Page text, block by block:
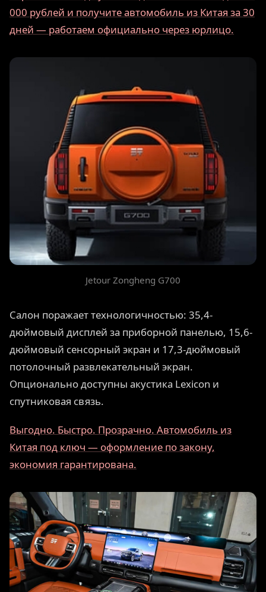
000 рублей и получите автомобиль из Китая за 30
дней — работаем официально через юрлицо.
Jetour Zongheng G700
Салон поражает технологичностью: 35,4-
дюймовый дисплей за приборной панелью, 15,6-
дюймовый сенсорный экран и 17,3-дюймовый
потолочный развлекательный экран.
Опционально доступны акустика Lexicon и
спутниковая связь.
Выгодно. Быстро. Прозрачно. Автомобиль из
Китая под ключ — оформление по закону,
экономия гарантирована.